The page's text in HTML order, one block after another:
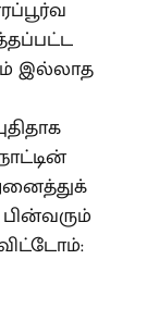
இல்லாத